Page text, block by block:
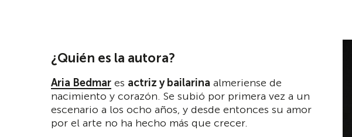
¿Quién es la autora?
Aria Bedmar es actriz y bailarina almeriense de
nacimiento y corazón. Se subió por primera vez a un
escenario a los ocho años, y desde entonces su amor
por el arte no ha hecho más que crecer.